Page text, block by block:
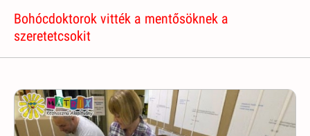
Bohócdoktorok vitték a mentősöknek a
szeretetcsokit